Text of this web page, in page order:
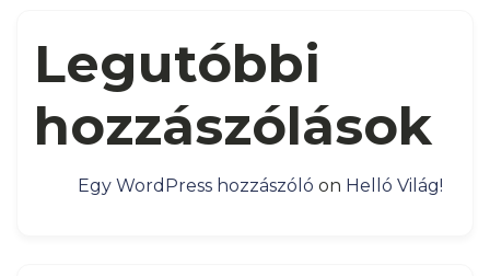
Legutóbbi
hozzászólások
Egy WordPress hozzászóló on Helló Világ!